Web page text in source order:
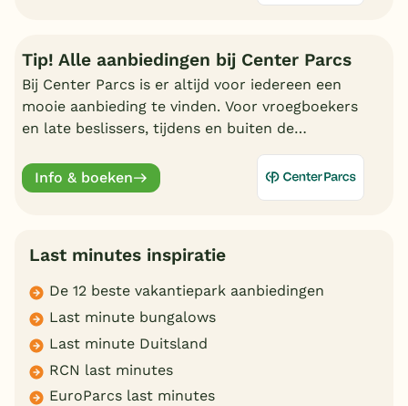
Tip! Alle aanbiedingen bij Center Parcs
Bij Center Parcs is er altijd voor iedereen een
mooie aanbieding te vinden. Voor vroegboekers
en late beslissers, tijdens en buiten de
aanbiedingen.
Info & boeken
Last minutes inspiratie
De 12 beste vakantiepark aanbiedingen
Last minute bungalows
Last minute Duitsland
RCN last minutes
EuroParcs last minutes